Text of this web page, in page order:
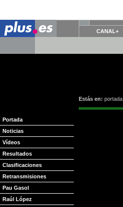
CANAL+
Portada
Noticias
Vídeos
Resultados
Clasificaciones
Retransmisiones
Pau Gasol
Raúl López
Estás en: portada